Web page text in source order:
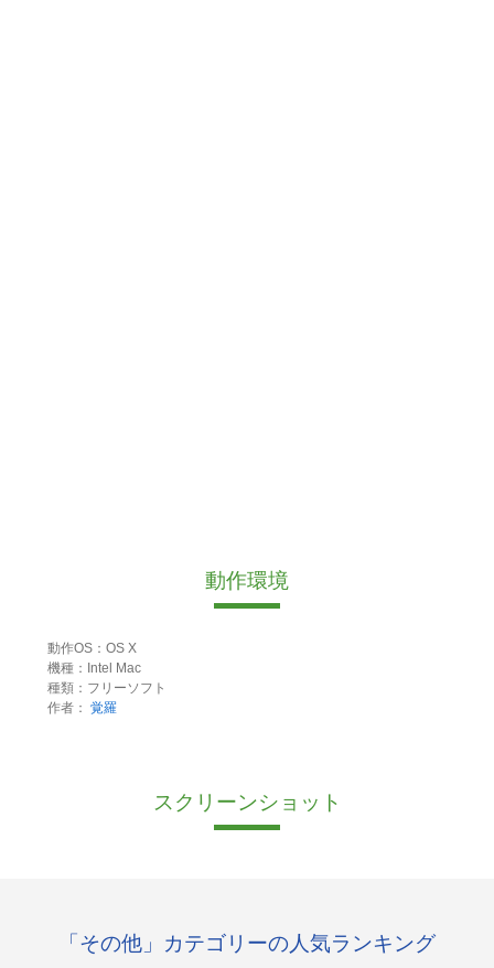
動作環境
動作OS：OS X
機種：Intel Mac
種類：フリーソフト
作者： 覚羅
スクリーンショット
「その他」カテゴリーの人気ランキング